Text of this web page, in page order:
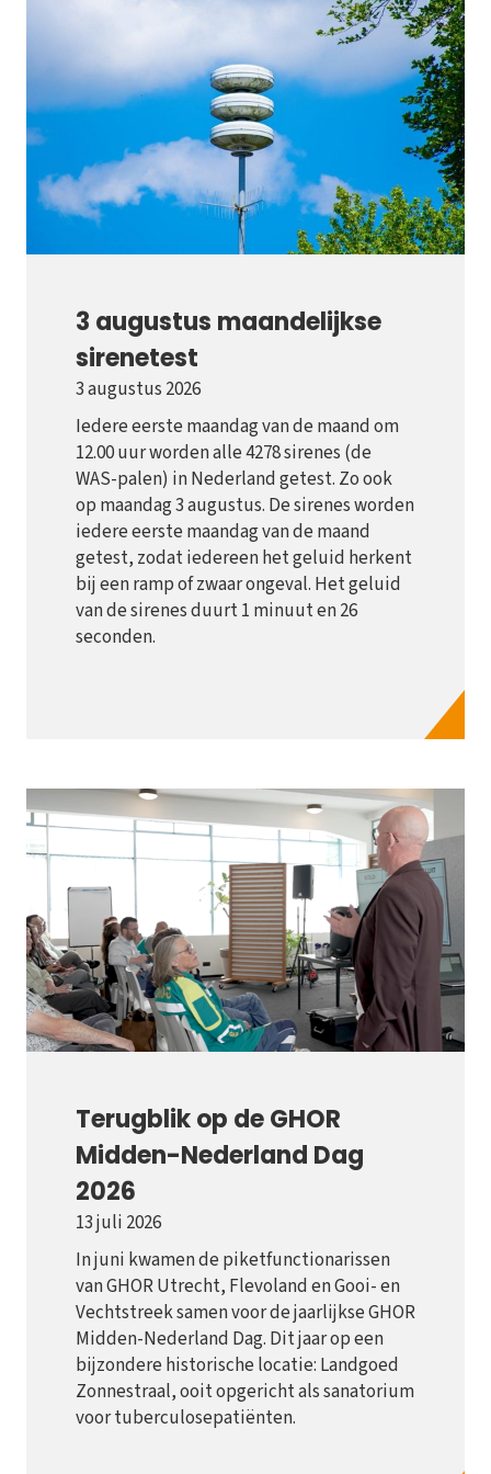
3 augustus maandelijkse
sirenetest
3 augustus 2026
Iedere eerste maandag van de maand om
12.00 uur worden alle 4278 sirenes (de
WAS-palen) in Nederland getest. Zo ook
op maandag 3 augustus. De sirenes worden
iedere eerste maandag van de maand
getest, zodat iedereen het geluid herkent
bij een ramp of zwaar ongeval. Het geluid
van de sirenes duurt 1 minuut en 26
seconden.
Terugblik op de GHOR
Midden-Nederland Dag
2026
13 juli 2026
In juni kwamen de piketfunctionarissen
van GHOR Utrecht, Flevoland en Gooi- en
Vechtstreek samen voor de jaarlijkse GHOR
Midden-Nederland Dag. Dit jaar op een
bijzondere historische locatie: Landgoed
Zonnestraal, ooit opgericht als sanatorium
voor tuberculosepatiënten.